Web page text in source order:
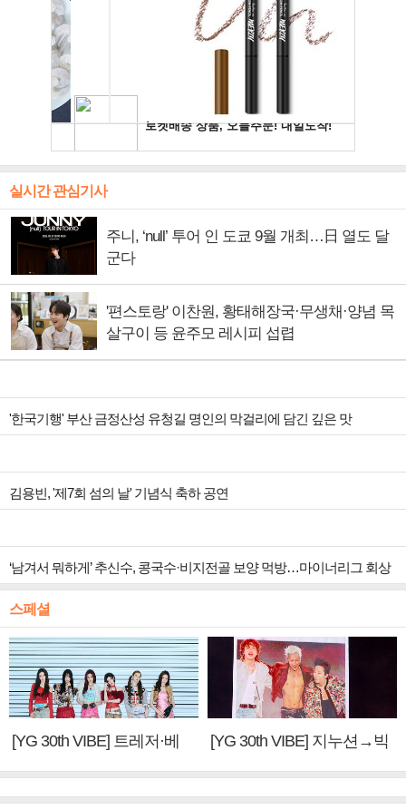
실시간 관심기사
주니, ‘null’ 투어 인 도쿄 9월 개최…日 열도 달
군다
'편스토랑' 이찬원, 황태해장국·무생채·양념 목
살구이 등 윤주모 레시피 섭렵
'한국기행' 부산 금정산성 유청길 명인의 막걸리에 담긴 깊은 맛
김용빈, '제7회 섬의 날' 기념식 축하 공연
‘남겨서 뭐하게’ 추신수, 콩국수·비지전골 보양 먹방…마이너리그 회상
스페셜
[YG 30th VIBE] 트레저·베
[YG 30th VIBE] 지누션→빅